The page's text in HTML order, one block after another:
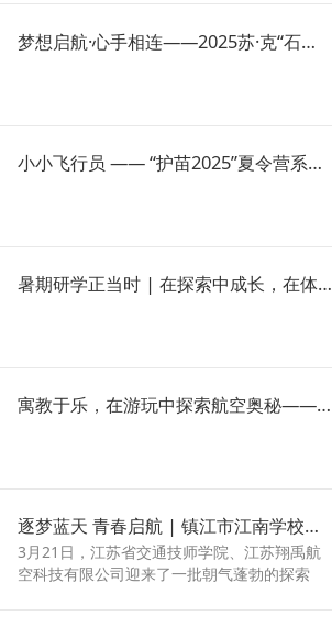
梦想启航·心手相连——2025苏·克“石榴籽一家亲”亲子交流营活动镇江站在航博园开展
小小飞行员 —— “护苗2025”夏令营系列活动在江苏航博园顺利开展
暑期研学正当时 | 在探索中成长，在体验中收获 —— 江苏航博园6月活动精彩回顾
寓教于乐，在游玩中探索航空奥秘——江苏航博园5月活动集锦
逐梦蓝天 青春启航 | 镇江市江南学校初中学子的航空探秘之旅
3月21日，江苏省交通技师学院、江苏翔禹航
空科技有限公司迎来了一批朝气蓬勃的探索